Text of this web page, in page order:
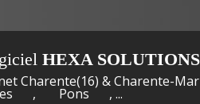
Inox,
HEXA SOLUTIONS
Charente(16) & Charente-
, Pons , ...